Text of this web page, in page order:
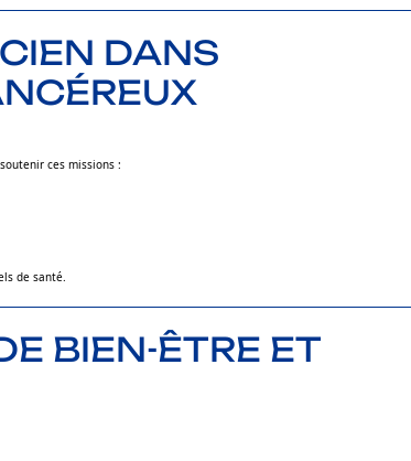
DANS
ces missions :
de santé.
BIEN-ÊTRE ET